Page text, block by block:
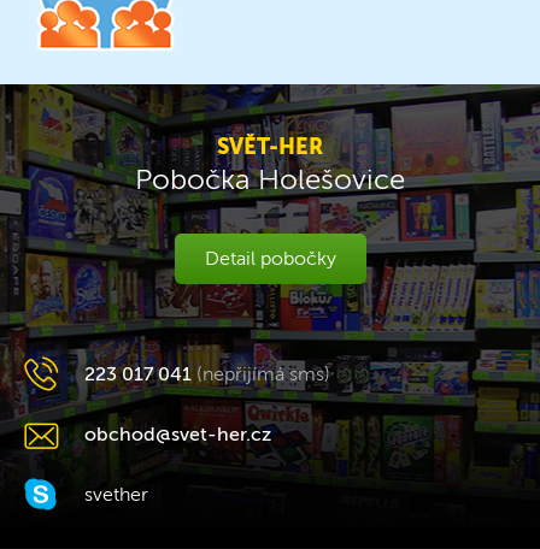
SVĚT-HER
Pobočka Holešovice
Detail pobočky
223 017 041 (nepřijímá sms)
obchod@svet-her.cz
svether